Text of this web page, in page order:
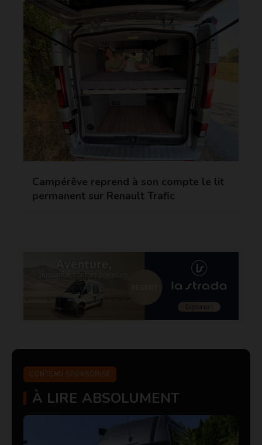
Campérêve reprend à son compte le lit
permanent sur Renault Trafic
CONTENU SPONSORISÉ
À LIRE ABSOLUMENT